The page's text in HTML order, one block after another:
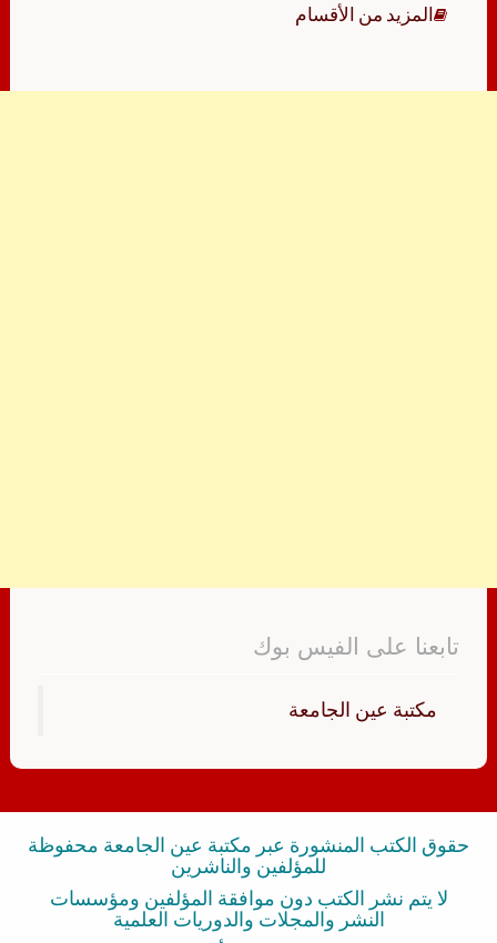
المزيد من الأقسام
تابعنا على الفيس بوك
‏مكتبة عين الجامعة‏
حقوق الكتب المنشورة عبر مكتبة عين الجامعة محفوظة
للمؤلفين والناشرين
لا يتم نشر الكتب دون موافقة المؤلفين ومؤسسات
النشر والمجلات والدوريات العلمية